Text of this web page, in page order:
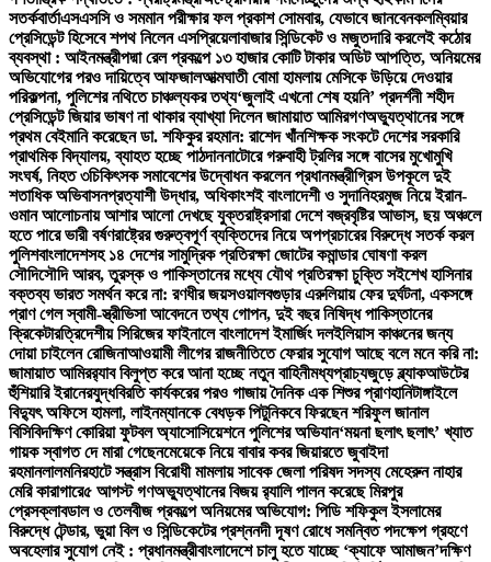
সতর্কবার্তাএসএসসি ও সমমান পরীক্ষার ফল প্রকাশ সোমবার, যেভাবে জানবেনকলম্বিয়ার
প্রেসিডেন্ট হিসেবে শপথ নিলেন এসপ্রিয়েলাবাজার সিন্ডিকেট ও মজুতদারি করলেই কঠোর
ব্যবস্থা : আইনমন্ত্রীপদ্মা রেল প্রকল্পে ১৩ হাজার কোটি টাকার অডিট আপত্তি, অনিয়মের
অভিযোগের পরও দায়িত্বে আফজালআত্মঘাতী বোমা হামলায় মেসিকে উড়িয়ে দেওয়ার
পরিকল্পনা, পুলিশের নথিতে চাঞ্চল্যকর তথ্য‘জুলাই এখনো শেষ হয়নি’ প্রদর্শনী শহীদ
প্রেসিডেন্ট জিয়ার ভাষণ না থাকার ব্যাখ্যা দিলেন জামায়াত আমিরগণঅভ্যুত্থানের সঙ্গে
প্রথম বেইমানি করেছেন ডা. শফিকুর রহমান: রাশেদ খাঁনশিক্ষক সংকটে দেশের সরকারি
প্রাথমিক বিদ্যালয়, ব্যাহত হচ্ছে পাঠদাননাটোরে গরুবাহী ট্রলির সঙ্গে বাসের মুখোমুখি
সংঘর্ষ, নিহত ৩চিকিৎসক সমাবেশের উদ্বোধন করলেন প্রধানমন্ত্রীগ্রিস উপকূলে দুই
শতাধিক অভিবাসনপ্রত্যাশী উদ্ধার, অধিকাংশই বাংলাদেশী ও সুদানিহরমুজ নিয়ে ইরান-
ওমান আলোচনায় আশার আলো দেখছে যুক্তরাষ্ট্রসারা দেশে বজ্রবৃষ্টির আভাস, ছয় অঞ্চলে
হতে পারে ভারী বর্ষণরাষ্ট্রের গুরুত্বপূর্ণ ব্যক্তিদের নিয়ে অপপ্রচারের বিরুদ্ধে সতর্ক করল
পুলিশবাংলাদেশসহ ১৪ দেশের সামুদ্রিক প্রতিরক্ষা জোটের কমান্ডার ঘোষণা করল
সৌদিসৌদি আরব, তুরস্ক ও পাকিস্তানের মধ্যে যৌথ প্রতিরক্ষা চুক্তি সইশেখ হাসিনার
বক্তব্য ভারত সমর্থন করে না: রণধীর জয়সওয়ালবগুড়ার এরুলিয়ায় ফের দুর্ঘটনা, একসঙ্গে
প্রাণ গেল স্বামী-স্ত্রীভিসা আবেদনে তথ্য গোপন, দুই বছর নিষিদ্ধ পাকিস্তানের
ক্রিকেটারত্রিদেশীয় সিরিজের ফাইনালে বাংলাদেশ ইমার্জিং দলইলিয়াস কাঞ্চনের জন্য
দোয়া চাইলেন রোজিনাআওয়ামী লীগের রাজনীতিতে ফেরার সুযোগ আছে বলে মনে করি না:
জামায়াত আমিরর‍্যাব বিলুপ্ত করে আনা হচ্ছে নতুন বাহিনীমধ্যপ্রাচ্যজুড়ে ব্ল্যাকআউটের
হুঁশিয়ারি ইরানেরযুদ্ধবিরতি কার্যকরের পরও গাজায় দৈনিক এক শিশুর প্রাণহানিটাঙ্গাইলে
বিদ্যুৎ অফিসে হামলা, লাইনম্যানকে বেধড়ক পিটুনিকবে ফিরছেন শরিফুল জানাল
বিসিবিদক্ষিণ কোরিয়া ফুটবল অ্যাসোসিয়েশনে পুলিশের অভিযান‘ময়না ছলাৎ ছলাৎ’ খ্যাত
গায়ক স্বাগত দে মারা গেছেনমেয়েকে নিয়ে বাবার কবর জিয়ারতে জুবাইদা
রহমানলালমনিরহাটে সন্ত্রাস বিরোধী মামলায় সাবেক জেলা পরিষদ সদস্য মেহেরুন নাহার
মেরি কারাগারে৫ আগস্ট গণঅভ্যুত্থানের বিজয় র‍্যালি পালন করেছে মিরপুর
প্রেসক্লাবডাল ও তেলবীজ প্রকল্পে অনিয়মের অভিযোগ: পিডি শফিকুল ইসলামের
বিরুদ্ধে টেন্ডার, ভুয়া বিল ও সিন্ডিকেটের প্রশ্ননদী দূষণ রোধে সমন্বিত পদক্ষেপ গ্রহণে
অবহেলার সুযোগ নেই : প্রধানমন্ত্রীবাংলাদেশে চালু হতে যাচ্ছে ‘ক্যাফে আমাজন’দক্ষিণ